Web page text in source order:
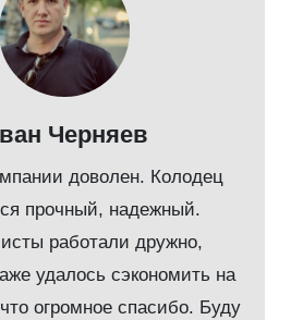
Черняев
доволен. Колодец
прочный, надежный.
работали дружно,
удалось сэкономить на
огромное спасибо. Буду